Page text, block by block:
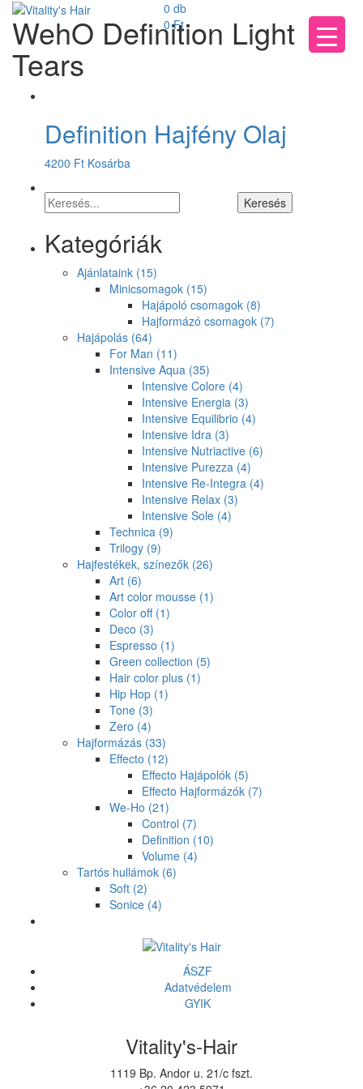
0 db
0Ft
WehO Definition Light
Tears
Definition Hajfény Olaj
4200 Ft Kosárba
Kategóriák
Ajánlataink (15)
Minicsomagok (15)
Hajápoló csomagok (8)
Hajformázó csomagok (7)
Hajápolás (64)
For Man (11)
Intensive Aqua (35)
Intensive Colore (4)
Intensive Energia (3)
Intensive Equilibrio (4)
Intensive Idra (3)
Intensive Nutriactive (6)
Intensive Purezza (4)
Intensive Re-Integra (4)
Intensive Relax (3)
Intensive Sole (4)
Technica (9)
Trilogy (9)
Hajfestékek, színezők (26)
Art (6)
Art color mousse (1)
Color off (1)
Deco (3)
Espresso (1)
Green collection (5)
Hair color plus (1)
Hip Hop (1)
Tone (3)
Zero (4)
Hajformázás (33)
Effecto (12)
Effecto Hajápolók (5)
Effecto Hajformázók (7)
We-Ho (21)
Control (7)
Definition (10)
Volume (4)
Tartós hullámok (6)
Soft (2)
Sonice (4)
ÁSZF
Adatvédelem
GYIK
Vitality's-Hair
1119 Bp. Andor u. 21/c fszt.